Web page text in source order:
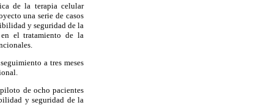
de la terapia celular
una serie de casos
y seguridad de la
el tratamiento de la
a tres meses
de ocho pacientes
y seguridad de la